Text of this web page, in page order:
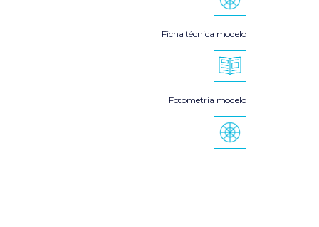
Ficha técnica modelo
Fotometria modelo